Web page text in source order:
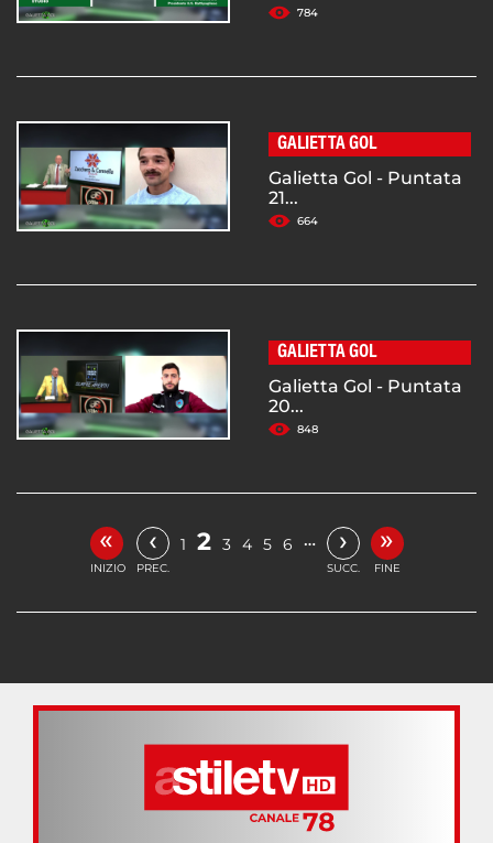
784
GALIETTA GOL
Galietta Gol - Puntata
21...
664
GALIETTA GOL
Galietta Gol - Puntata
20...
848
«
INIZIO
‹
PREC.
1 2 3 4 5 6 … ›
SUCC.
»
FINE